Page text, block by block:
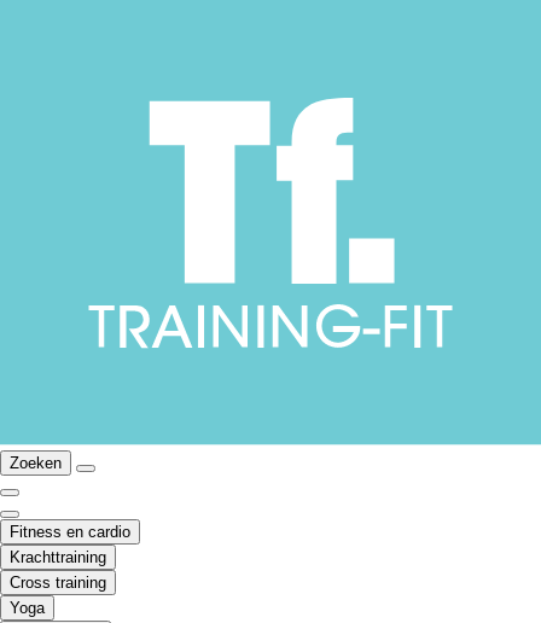
Zoeken
Fitness en cardio
Krachttraining
Cross training
Yoga